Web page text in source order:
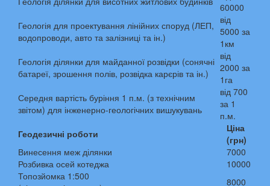
60000
Геологія для проектування лінійних споруд (ЛЕП,
водопроводи, авто та залізниці та ін.)
від
5000 за
1км
Геологія ділянки для майданної розвідки (сонячні
батареї, зрошення полів, розвідка карєрів та ін.)
від
2000 за
1га
Середня вартість буріння 1 п.м. (з технічним
звітом) для інженерно-геологічних вишукувань
від 700
за 1
п.м.
Геодезичні роботи
Ціна
(грн)
Винесення меж ділянки
7000
Розбивка осей котеджа
10000
Топозйомка 1:500
8000